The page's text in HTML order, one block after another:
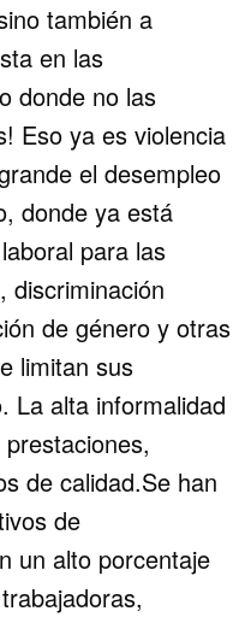
también a
en las
donde no las
Eso ya es violencia
el desempleo
donde ya está
para las
discriminación
de género y otras
limitan sus
La alta informalidad
de calidad.Se han
de
un alto porcentaje